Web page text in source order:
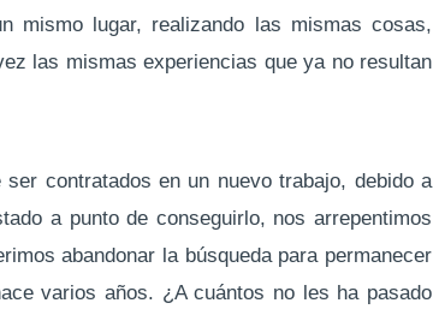
mismo lugar, realizando las mismas cosas,
las mismas experiencias que ya no resultan
contratados en un nuevo trabajo, debido a
a punto de conseguirlo, nos arrepentimos
abandonar la búsqueda para permanecer
varios años. ¿A cuántos no les ha pasado